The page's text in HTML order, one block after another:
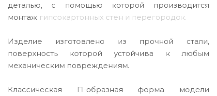
деталью, с помощью которой производится
монтаж гипсокартонных стен и перегородок.
Изделие изготовлено из прочной стали,
поверхность которой устойчива к любым
механическим повреждениям.
Классическая П-образная форма модели